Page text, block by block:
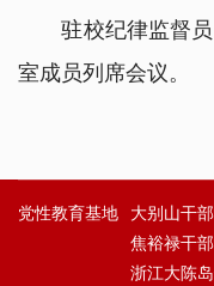
驻校纪律监督员
室成员列席会议。
党性教育基地 大别山干
焦裕禄干
浙江大陈